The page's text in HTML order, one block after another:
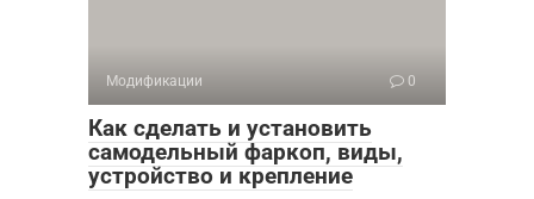
Модификации 0
Как сделать и установить
самодельный фаркоп, виды,
устройство и крепление